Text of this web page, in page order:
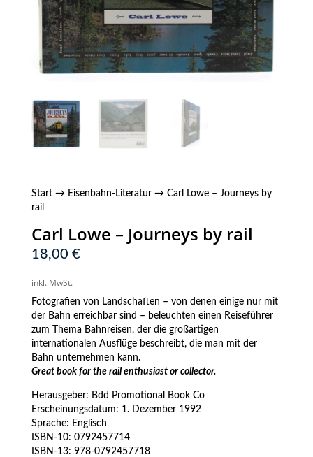
Start→ Eisenbahn-Literatur→ Carl Lowe – Journeys by
rail
Carl Lowe – Journeys by rail
18,00 €
inkl. MwSt.
Fotografien von Landschaften – von denen einige nur mit
der Bahn erreichbar sind – beleuchten einen Reiseführer
zum Thema Bahnreisen, der die großartigen
internationalen Ausflüge beschreibt, die man mit der
Bahn unternehmen kann.
Great book for the rail enthusiast or collector.
Herausgeber: Bdd Promotional Book Co
Erscheinungsdatum:‎ 1. Dezember 1992
Sprache: Englisch
ISBN-10: 0792457714
ISBN-13:‎ 978-0792457718